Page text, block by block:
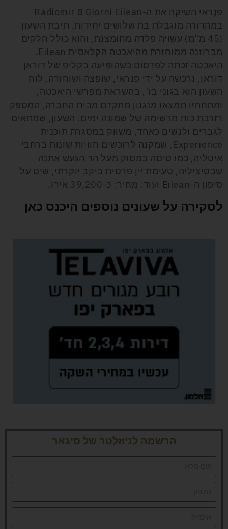
פַּנֶראי השיקה את ה-Radiomir 8 Giorni Eilean
במהדורה מוגבלת בת שלושים יחידות. תיבת השעון
(45 מ"מ) עשויה פלדה מחומצנת, והוא כולל חלקים
מברוזנה ממוחזרת מהיאכטה הקלאסית Eilean.
היאכטה זכתה לפרסום כשהופיעה בקליפ של דוראן
דוראן, נרכשה על ידי פנראי, שופצה ושוחזרה. לוח
השעון הוא בגוני בז', בהשראת מפרשי היאכטה,
ומתחתיו תמצאו מנגנון מתקדם מבית החברה, המספק
רזרבת כוח מרשימה של שמונה ימים. השעון, שמתאים
לגברים ולנשים כאחד, משוּוק במסגרת תוכנית
Experience, שמקנה לרוכשים חוויות שונות ברחבי
איטליה, כמו טיסה במסוק מעל הר הגעש אתנה
שבסיציליה, טעימת יין פרטית ביקב יוקרתי, שיט על
סיפון ה-Eilean ועוד. מחיר: כ-39,200 אירו.
לסקירה על שעונים נוספים היכנס כאן
הרשמה לניוזלטר של סיגאר